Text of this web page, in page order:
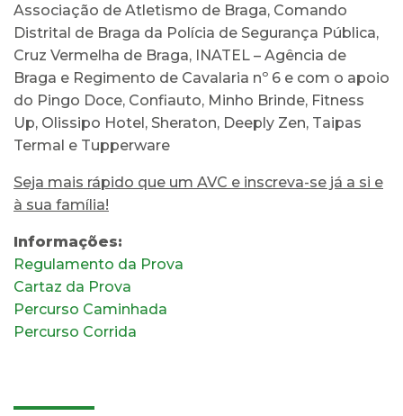
Associação de Atletismo de Braga, Comando
Distrital de Braga da Polícia de Segurança Pública,
Cruz Vermelha de Braga, INATEL – Agência de
Braga e Regimento de Cavalaria nº 6 e com o apoio
do Pingo Doce, Confiauto, Minho Brinde, Fitness
Up, Olissipo Hotel, Sheraton, Deeply Zen, Taipas
Termal e Tupperware
Seja mais rápido que um AVC e inscreva-se já a si e
à sua família!
Informações:
Regulamento da Prova
Cartaz da Prova
Percurso Caminhada
Percurso Corrida